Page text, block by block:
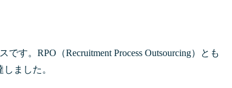
。RPO（Recruitment Process Outsourcing）とも
ました。